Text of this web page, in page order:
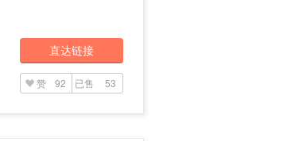
直达链接
赞 92 已售 53